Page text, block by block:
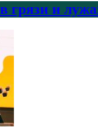
грязи и